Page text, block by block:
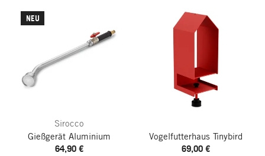
NEU
Sirocco
Gießgerät Aluminium
64,90 €
Vogelfutterhaus Tinybird
69,00 €